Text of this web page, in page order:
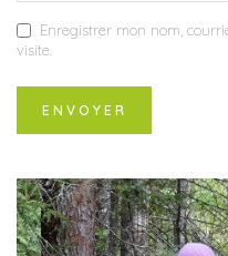
Enregistrer mon nom,
visite.